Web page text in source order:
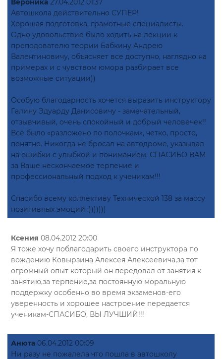
Вероника 27.04.2012 01:37
Автошкола действительно СУПЕР!
Хорошая подготовка, грамотные специалисты.
Одно удовольствие было ходить на лекции к
преподователю теории Бабкину Андрею
Валентиновичу, объясняет все доступно, наглядно на
примерах и с чувством юмора разбирает все
возможные ситуации))
Особую благодарность хочется выразить инструктору
Галину Эдуарду Данисовичу - замечательный,
отзывчивый, очень спокойный и добрый человечек!!
Всё было «разложено по полочкам», четко, просто,
понятно. Никогда не бросал на автодроме, указывал
на ошибки с улыбкой и пониманием. СПАСИБО ВАМ
за Ваше нескончаемое терпение и
профессиональный подход к ученикам!!!
Спасибо всему коллективу Технической 138 за массу
позитивных эмоций :)))))))
Ксения 08.04.2012 20:00
Я тоже хочу поблагодарить своего инструктора по
вождению Ковырзина Алексея Алексеевича,за тот
огромный опыт который он передовал от занятия к
занятию,за терпение,за постоянную моральную
поддержку особенно во время экзаменов-его
уверенность и хорошее настроение передается
ученикам-СПАСИБО, ВЫ ЛУЧШИЙ!!!
Анюта 06.04.2012 00:09
Ни разу не пожалела что пошла в автошколу